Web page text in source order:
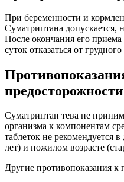
При беременности и
Суматриптана допускается,
После окончания его
суток отказаться от
предосторожности
Суматриптан тева не
организма к компонентам
таблеток не рекомендуется
лет) и пожилом возрасте
Другие противопоказания